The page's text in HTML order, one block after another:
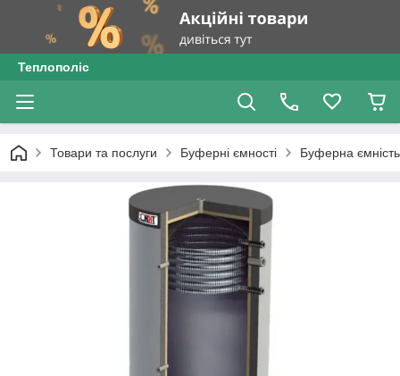
Теплополіс
Товари та послуги Буферні ємності Буферна